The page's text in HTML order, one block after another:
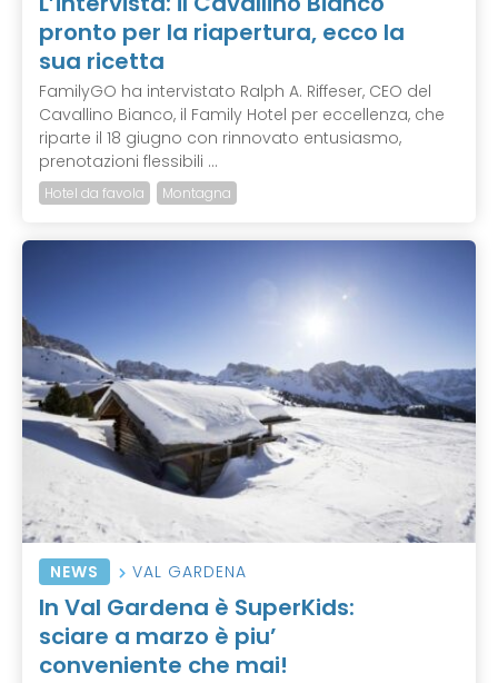
pronto per la riapertura, ecco la
sua ricetta
FamilyGO ha intervistato Ralph A. Riffeser, CEO del
Cavallino Bianco, il Family Hotel per eccellenza, che
riparte il 18 giugno con rinnovato entusiasmo,
prenotazioni flessibili ...
Hotel da favola Montagna
NEWS VAL GARDENA
In Val Gardena è SuperKids:
sciare a marzo è piu’
conveniente che mai!